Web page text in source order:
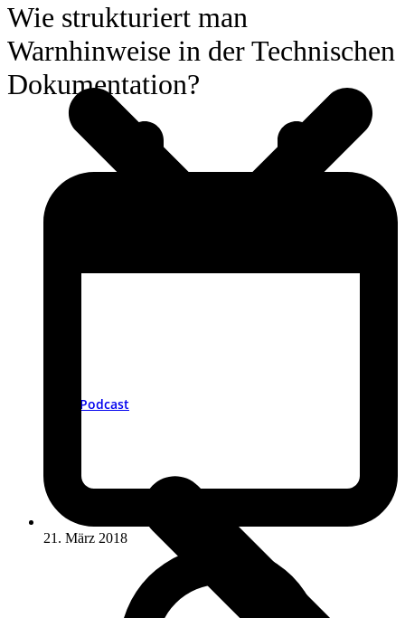
Podcast
Wie strukturiert man
Warnhinweise in der Technischen
Dokumentation?
21. März 2018